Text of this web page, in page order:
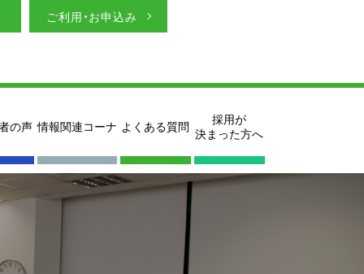
ご利用・お申込み
の声 情報関連コーナ よくある質問
採用が
決まった方へ